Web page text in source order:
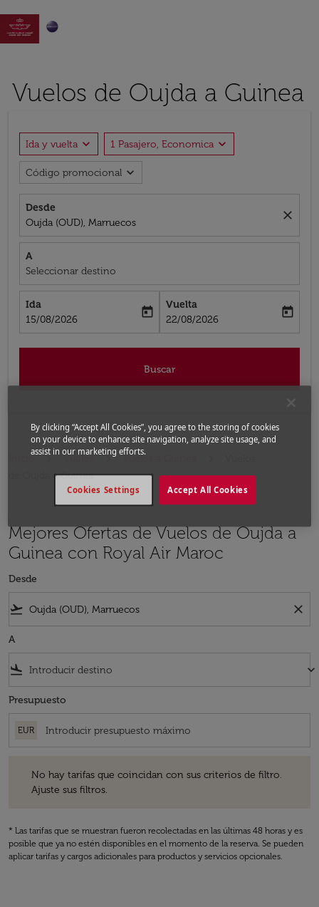

Vuelos de Oujda a Guinea
Ida y vuelta expand_more 1 Pasajero, Economica expand_more
Código promocional expand_more
Desde
Oujda (OUD), Marruecos
close
A
Seleccionar destino
Ida
fc-booking-departure-date-aria-label
15/08/2026
today
Vuelta
fc-booking-return-date-aria-label
22/08/2026
today
Buscar
Inicio Vuelos Vuelos a Guinea
de Oujda a Guinea
Mejores Ofertas de Vuelos de Oujda a
Guinea con Royal Air Maroc
Desde
flight_takeoff close
A
flight_land keyboard_arrow_down
Presupuesto
EUR
No hay tarifas que coincidan con sus criterios de filtro.
Ajuste sus filtros.
* Las tarifas que se muestran fueron recolectadas en las últimas 48 horas y es
posible que ya no estén disponibles en el momento de la reserva. Se pueden
aplicar tarifas y cargos adicionales para productos y servicios opcionales.
By clicking “Accept All Cookies”, you agree to the storing of cookies
on your device to enhance site navigation, analyze site usage, and
assist in our marketing efforts.
Accept All Cookies
Cookies Settings